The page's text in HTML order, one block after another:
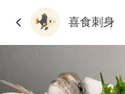
喜食刺身